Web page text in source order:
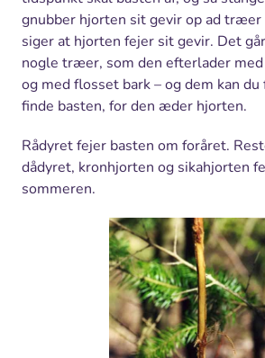
gnubber hjorten sit gevir op ad træer
siger at hjorten fejer sit gevir. Det
nogle træer, som den efterlader
og med flosset bark – og dem kan du
finde basten, for den æder hjorten.
Rådyret fejer basten om foråret.
dådyret, kronhjorten og sikahjorten
sommeren.